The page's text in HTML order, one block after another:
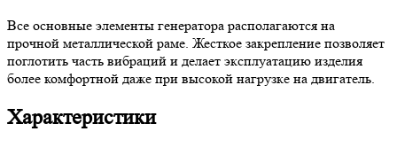
Все основные элементы генератора располагаются на
прочной металлической раме. Жесткое закрепление позволяет
поглотить часть вибраций и делает эксплуатацию изделия
более комфортной даже при высокой нагрузке на двигатель.
Характеристики